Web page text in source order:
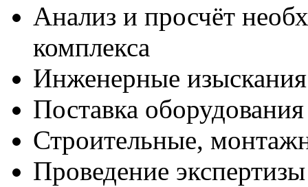
Анализ и просчёт
комплекса
Инженерные
Поставка
Строительные,
Проведение